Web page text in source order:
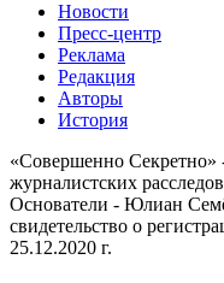
Новости
Пресс-центр
Реклама
Редакция
Авторы
История
«Совершенно Секретно»
журналистских
Основатели - Юлиан
свидетельство о
25.12.2020 г.